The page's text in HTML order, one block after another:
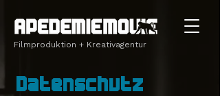
Filmproduktion + Kreativagentur
Datenschutz